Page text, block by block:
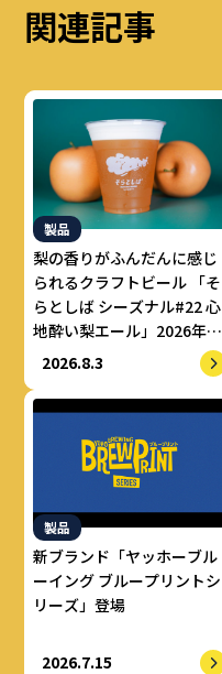
関連記事
製品
梨の香りがふんだんに感じ
られるクラフトビール 「そ
らとしば シーズナル#22 心
地酔い梨エール」2026年8
月上旬より数量限定で提供
2026.8.3
製品
新ブランド「ヤッホーブル
ーイング ブループリントシ
リーズ」登場
2026.7.15